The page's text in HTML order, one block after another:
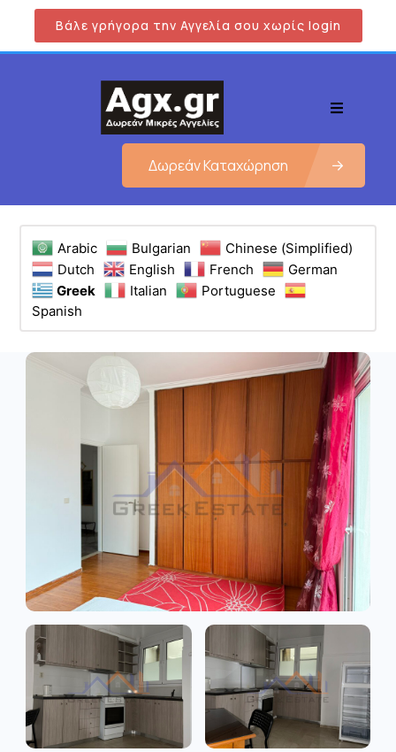
Βάλε γρήγορα την Αγγελία σου χωρίς login
Δωρεάν Καταχώρηση
Arabic Bulgarian
Chinese (Simplified)
Dutch
English French
German
Greek
Italian
Portuguese
Spanish